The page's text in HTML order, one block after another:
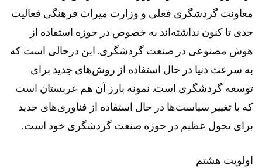
معاونت گردشگری فعلی و وزارت میراث فرهنگی فعالیت
جدی تا کنون نداشته‌اند به خصوص در حوزه استفاده از
هوش مصنوعی در صنعت گردشگری. این درحالی است که
به سرعت دنیا در حال استفاده از روش‌های جدید برای
توسعه گردشگری است. نمونه بارز آن هم عربستان است
که با تغییر سیاست‌ها در حال استفاده از فناوری‌های جدید
برای تحول عظیم در حوزه صنعت گردشگری خود است.
اولویت هشتم